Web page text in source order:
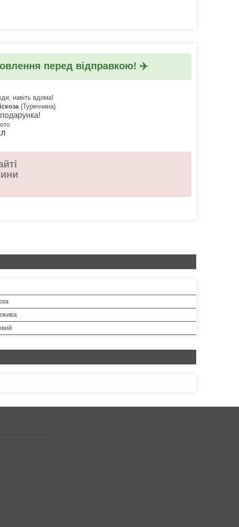
перед відправкою! ✈️
навіть вдома!
(Туреччина)